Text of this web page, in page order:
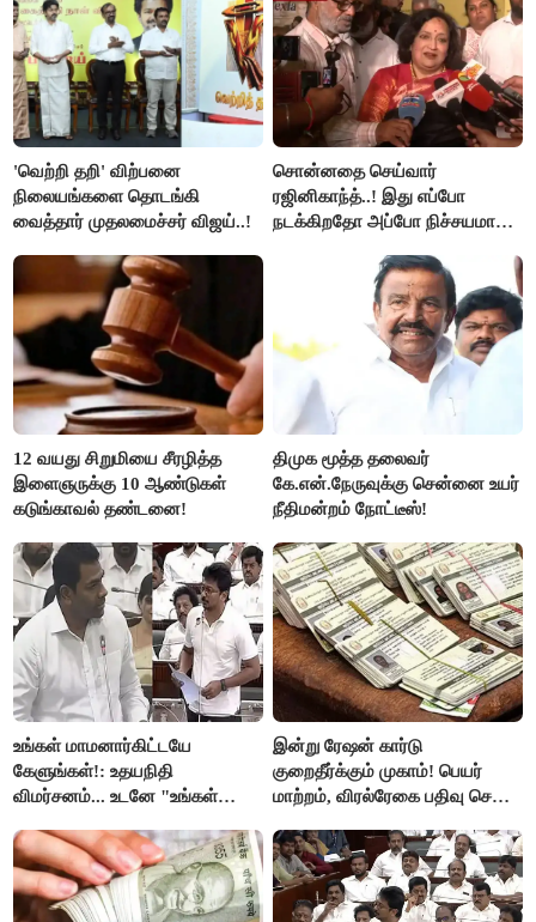
'வெற்றி தறி' விற்பனை
நிலையங்களை தொடங்கி
வைத்தார் முதலமைச்சர் விஜய்..!
சொன்னதை செய்வார்
ரஜினிகாந்த்..! இது எப்போ
நடக்கிறதோ அப்போ நிச்சயமாக
ரஜினிகாந்த்..!
12 வயது சிறுமியை சீரழித்த
இளைஞருக்கு 10 ஆண்டுகள்
கடுங்காவல் தண்டனை!
திமுக மூத்த தலைவர்
கே.என்.நேருவுக்கு சென்னை உயர்
நீதிமன்றம் நோட்டீஸ்!
உங்கள் மாமனார்கிட்டயே
கேளுங்கள்!: உதயநிதி
விமர்சனம்... உடனே "உங்கள்
ஆதவ் அர்ஜுனா பதிலடி!
இன்று ரேஷன் கார்டு
குறைதீர்க்கும் முகாம்! பெயர்
மாற்றம், விரல்ரேகை பதிவு செய்ய